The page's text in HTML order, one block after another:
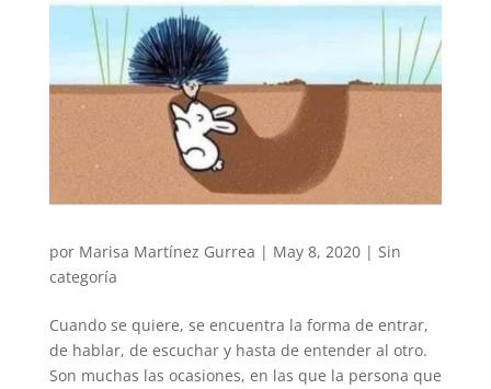
por Marisa Martínez Gurrea | May 8, 2020| Sin
categoría
Cuando se quiere, se encuentra la forma de entrar,
de hablar, de escuchar y hasta de entender al otro.
Son muchas las ocasiones, en las que la persona que